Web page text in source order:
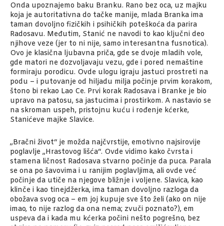
Onda upoznajemo baku Branku. Rano bez oca, uz majku
koja je autoritativna do tačke manije, mlada Branka ima
taman dovoljno fizičkih i psihičkih poteškoća da parira
Radosavu. Međutim, Stanić ne navodi to kao ključni deo
njihove veze (jer to ni nije, samo interesantna fusnotica).
Ovo je klasična ljubavna priča, gde se dvoje mladih vole,
gde matori ne dozvoljavaju vezu, gde i pored nemaštine
formiraju porodicu. Ovde ulogu igraju jastuci prostreti na
podu – i putovanje od hiljadu milja počinje prvim korakom,
štono bi rekao Lao Ce. Prvi korak Radosava i Branke je bio
upravo na patosu, sa jastucima i prostirkom. A nastavio se
na skroman uspeh, pristojnu kuću i rođenje kćerke,
Stanićeve majke Slavice.
„Bračni život“ je možda najčvrstije, emotivno najsirovije
poglavlje „Hrastovog lišća“. Ovde vidimo kako čvrsta i
stamena ličnost Radosava stvarno počinje da puca. Parala
se ona po šavovima i u ranijim poglavljima, ali ovde već
počinje da utiče na njegove bližnje i voljene. Slavica, kao
klinče i kao tinejdžerka, ima taman dovoljno razloga da
obožava svog oca – em joj kupuje sve što želi (ako on nije
imao, to nije razlog da ona nema; zvuči poznato?), em
uspeva da i kada mu kćerka počini nešto pogrešno, bez